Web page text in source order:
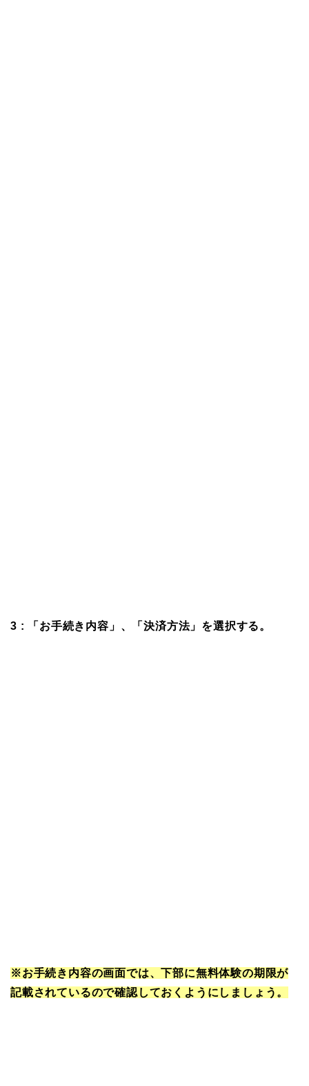
3 : 「お手続き内容」、「決済方法」を選択する。
※お手続き内容の画面では、下部に無料体験の期限が
記載されているので確認しておくようにしましょう。